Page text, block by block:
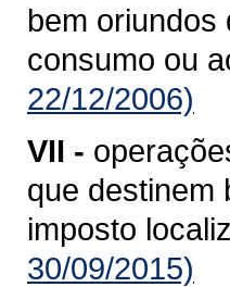
bem oriundos
consumo ou
22/12/2006)
VII -
que destinem
imposto
30/09/2015)